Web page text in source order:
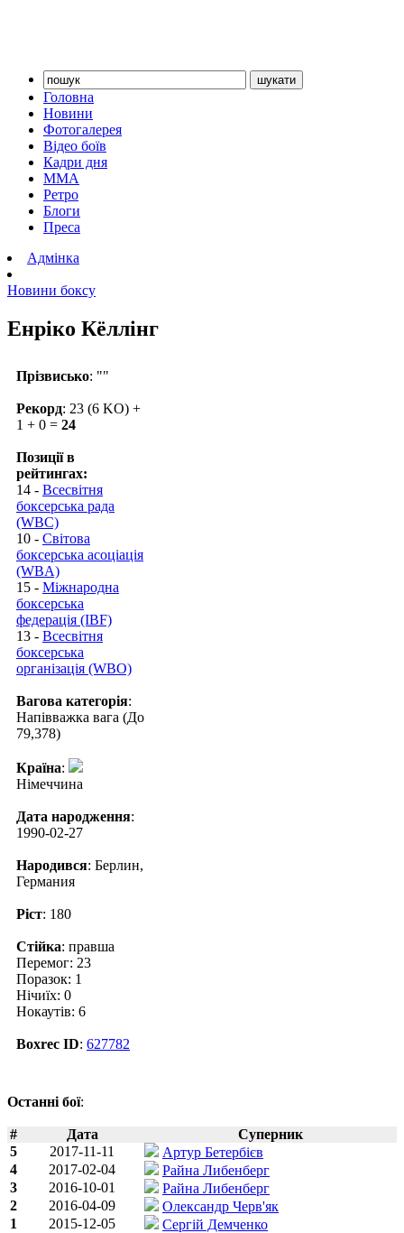
Головна
Новини
Фотогалерея
Відео боїв
Кадри дня
ММА
Ретро
Блоги
Преса
Адмінка
Новини боксу
Енріко Кёллінг
Прізвисько: ""
Рекорд: 23 (6 KO) +
1 + 0 = 24
Позиції в
рейтингах:
14 - Всесвітня
боксерська рада
(WBC)
10 - Світова
боксерська асоціація
(WBA)
15 - Міжнародна
боксерська
федерація (IBF)
13 - Всесвітня
боксерська
організація (WBO)
Вагова категорія:
Напівважка вага (До
79,378)
Країна:
Німеччина
Дата народження:
1990-02-27
Народився: Берлин,
Германия
Ріст: 180
Стійка: правша
Перемог: 23
Поразок: 1
Нічиїх: 0
Нокаутів: 6
Boxrec ID: 627782
Останні бої:
# Дата
Суперник
5
2017-11-11
Артур Бетербієв
4
2017-02-04
Райна Либенберг
3
2016-10-01
Райна Либенберг
2
2016-04-09
Олександр Черв'як
1
2015-12-05 Сергій Демченко